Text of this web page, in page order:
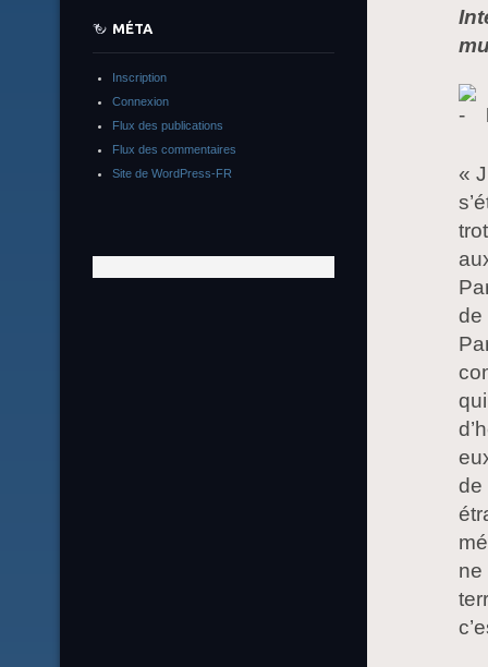
«
de
de
ne
MÉTA
Inscription
Connexion
Flux des publications
Flux des commentaires
Site de WordPress-FR